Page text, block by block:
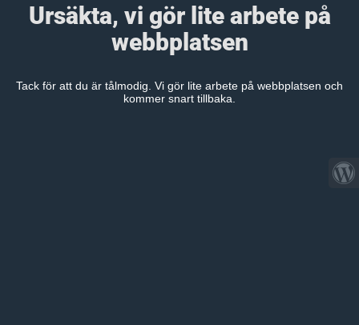
Ursäkta, vi gör lite arbete på
webbplatsen
Tack för att du är tålmodig. Vi gör lite arbete på webbplatsen och
kommer snart tillbaka.